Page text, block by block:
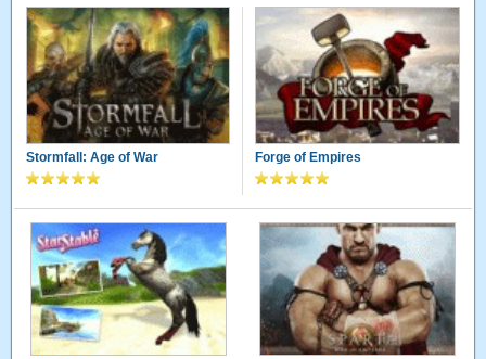
Stormfall: Age of War Forge of Empires